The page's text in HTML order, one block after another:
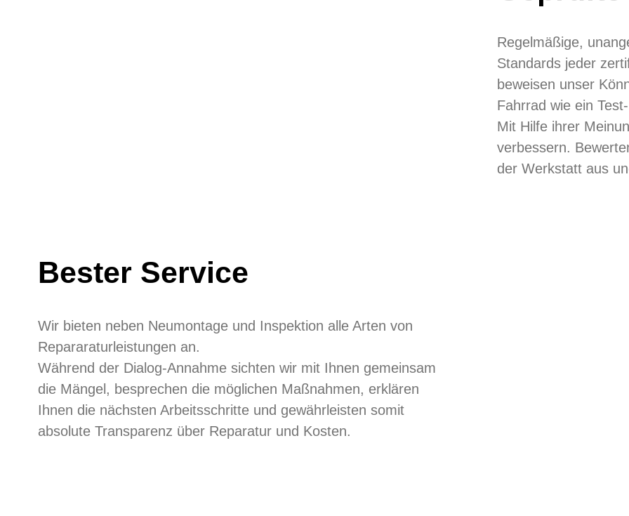
Regelmäßige,
Standards jeder
beweisen unser
Fahrrad wie ein
Mit Hilfe ihrer
verbessern.
der Werkstatt aus
Bester Service
Wir bieten neben Neumontage und Inspektion alle Arten von
Repararaturleistungen an.
Während der Dialog-Annahme sichten wir mit Ihnen gemeinsam
die Mängel, besprechen die möglichen Maßnahmen, erklären
Ihnen die nächsten Arbeitsschritte und gewährleisten somit
absolute Transparenz über Reparatur und Kosten.